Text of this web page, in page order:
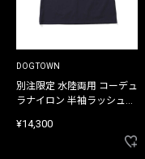
DOGTOWN
別注限定 水陸両用 コーデュ
ラナイロン 半袖ラッシュガ
¥14,300